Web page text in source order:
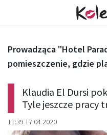
Klaudia El Dursi
Tyle jeszcze pracy
11:39 17.04.2020
Prowadząca "Hotel
pomieszczenie, gdzie